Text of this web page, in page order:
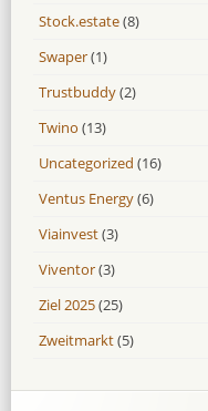
Stock.estate(8)
Swaper(1)
Trustbuddy(2)
Twino (13)
Uncategorized (16)
Ventus Energy(6)
Viainvest(3)
Viventor(3)
Ziel 2025(25)
Zweitmarkt(5)